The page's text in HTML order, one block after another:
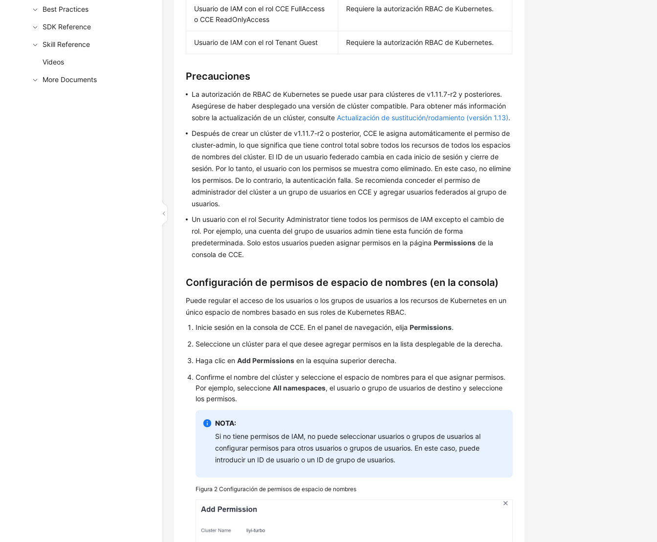
Best Practices
SDK Reference
Skill Reference
Videos
More Documents
Usuario de IAM con el rol CCE FullAccess
o CCE ReadOnlyAccess
Requiere la autorización RBAC de Kubernetes.
Usuario de IAM con el rol Tenant Guest Requiere la autorización RBAC de Kubernetes.
Precauciones
La autorización de RBAC de Kubernetes se puede usar para clústeres de v1.11.7-r2 y posteriores.
Asegúrese de haber desplegado una versión de clúster compatible. Para obtener más información
sobre la actualización de un clúster, consulteActualización de sustitución/rodamiento (versión 1.13).
Después de crear un clúster de v1.11.7-r2 o posterior, CCE le asigna automáticamente el permiso de
cluster-admin, lo que significa que tiene control total sobre todos los recursos de todos los espacios
de nombres del clúster. El ID de un usuario federado cambia en cada inicio de sesión y cierre de
sesión. Por lo tanto, el usuario con los permisos se muestra como eliminado. En este caso, no elimine
los permisos. De lo contrario, la autenticación falla. Se recomienda conceder el permiso de
administrador del clúster a un grupo de usuarios en CCE y agregar usuarios federados al grupo de
usuarios.
Un usuario con el rol Security Administrator tiene todos los permisos de IAM excepto el cambio de
rol. Por ejemplo, una cuenta del grupo de usuarios admin tiene esta función de forma
predeterminada. Solo estos usuarios pueden asignar permisos en la páginaPermissions de la
consola de CCE.
Configuración de permisos de espacio de nombres (en la consola)
Puede regular el acceso de los usuarios o los grupos de usuarios a los recursos de Kubernetes en un
único espacio de nombres basado en sus roles de Kubernetes RBAC.
Inicie sesión en la consola de CCE. En el panel de navegación, elijaPermissions.
Seleccione un clúster para el que desee agregar permisos en la lista desplegable de la derecha.
Haga clic enAdd Permissions en la esquina superior derecha.
Confirme el nombre del clúster y seleccione el espacio de nombres para el que asignar permisos.
Por ejemplo, seleccioneAll namespaces, el usuario o grupo de usuarios de destino y seleccione
los permisos.
NOTA:
Si no tiene permisos de IAM, no puede seleccionar usuarios o grupos de usuarios al
configurar permisos para otros usuarios o grupos de usuarios. En este caso, puede
introducir un ID de usuario o un ID de grupo de usuarios.
Figura 2Configuración de permisos de espacio de nombres